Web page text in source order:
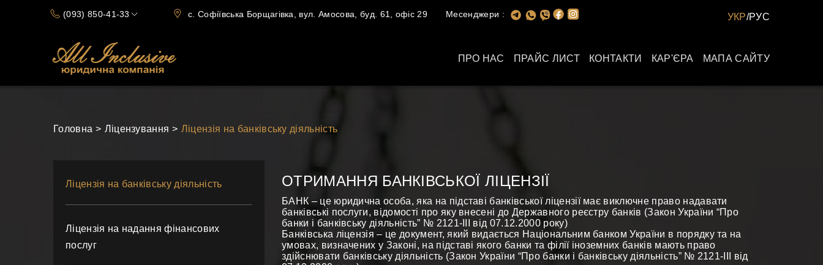
(093) 850-41-33
c. Софіївська Борщагівка, вул. Амосова, буд. 61, офіс 29 Месенджери : УКР/РУС
ПРО НАС ПРАЙС ЛИСТ КОНТАКТИ КАР'ЄРА МАПА САЙТУ
Головна Ліцензування Ліцензія на банківську діяльність
Ліцензія на банківську діяльність
Ліцензія на надання фінансових
послуг
ОТРИМАННЯ БАНКІВСЬКОЇ ЛІЦЕНЗІЇ
БАНК – це юридична особа, яка на підставі банківської ліцензії має виключне право надавати
банківські послуги, відомості про яку внесені до Державного реєстру банків (Закон України “Про
банки і банківську діяльність” № 2121-III від 07.12.2000 року)
Банківська ліцензія – це документ, який видається Національним банком України в порядку та на
умовах, визначених у Законі, на підставі якого банки та філії іноземних банків мають право
здійснювати банківську діяльність (Закон України “Про банки і банківську діяльність” № 2121-III від